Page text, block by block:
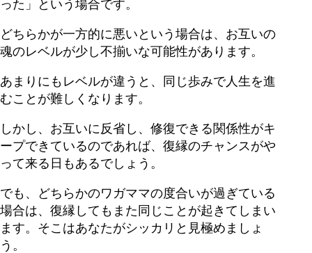
った」という場合です。
どちらかが一方的に悪いという場合は、お互いの
魂のレベルが少し不揃いな可能性があります。
あまりにもレベルが違うと、同じ歩みで人生を進
むことが難しくなります。
しかし、お互いに反省し、修復できる関係性がキ
ープできているのであれば、復縁のチャンスがや
って来る日もあるでしょう。
でも、どちらかのワガママの度合いが過ぎている
場合は、復縁してもまた同じことが起きてしまい
ます。そこはあなたがシッカリと見極めましょ
う。